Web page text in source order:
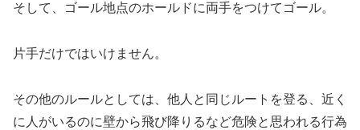
そして、ゴール地点のホールドに両手をつけてゴール。
片手だけではいけません。
その他のルールとしては、他人と同じルートを登る、近く
に人がいるのに壁から飛び降りるなど危険と思われる行為